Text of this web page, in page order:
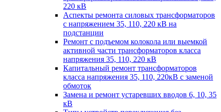
220 кВ
Аспекты ремонта силовых трансформаторов
с напряжением 35, 110, 220 кВ на
подстанции
Ремонт с подъемом колокола или выемкой
активной части трансформаторов класса
напряжения 35, 110, 220 кВ
Капитальный ремонт трансформаторов
класса напряжения 35, 110, 220кВ с заменой
обмоток
Замена и ремонт устаревших вводов 6, 10, 35
кВ